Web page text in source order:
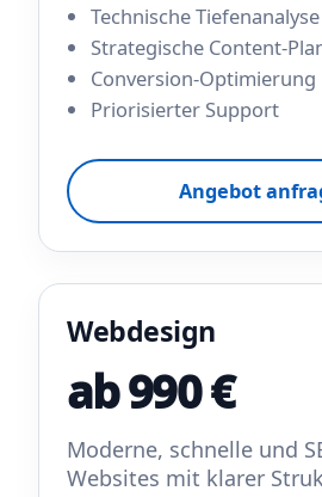
Technische Tiefenanalyse
Strategische Content-
Conversion-Optimierung
Priorisierter Support
Angebot
Webdesign
ab 990 €
Moderne, schnelle und
Websites mit klarer